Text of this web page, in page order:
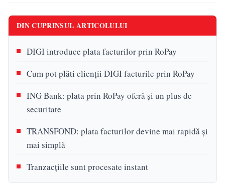
DIN CUPRINSUL ARTICOLULUI
DIGI introduce plata facturilor prin RoPay
Cum pot plăti clienții DIGI facturile prin RoPay
ING Bank: plata prin RoPay oferă și un plus de
securitate
TRANSFOND: plata facturilor devine mai rapidă și
mai simplă
Tranzacțiile sunt procesate instant